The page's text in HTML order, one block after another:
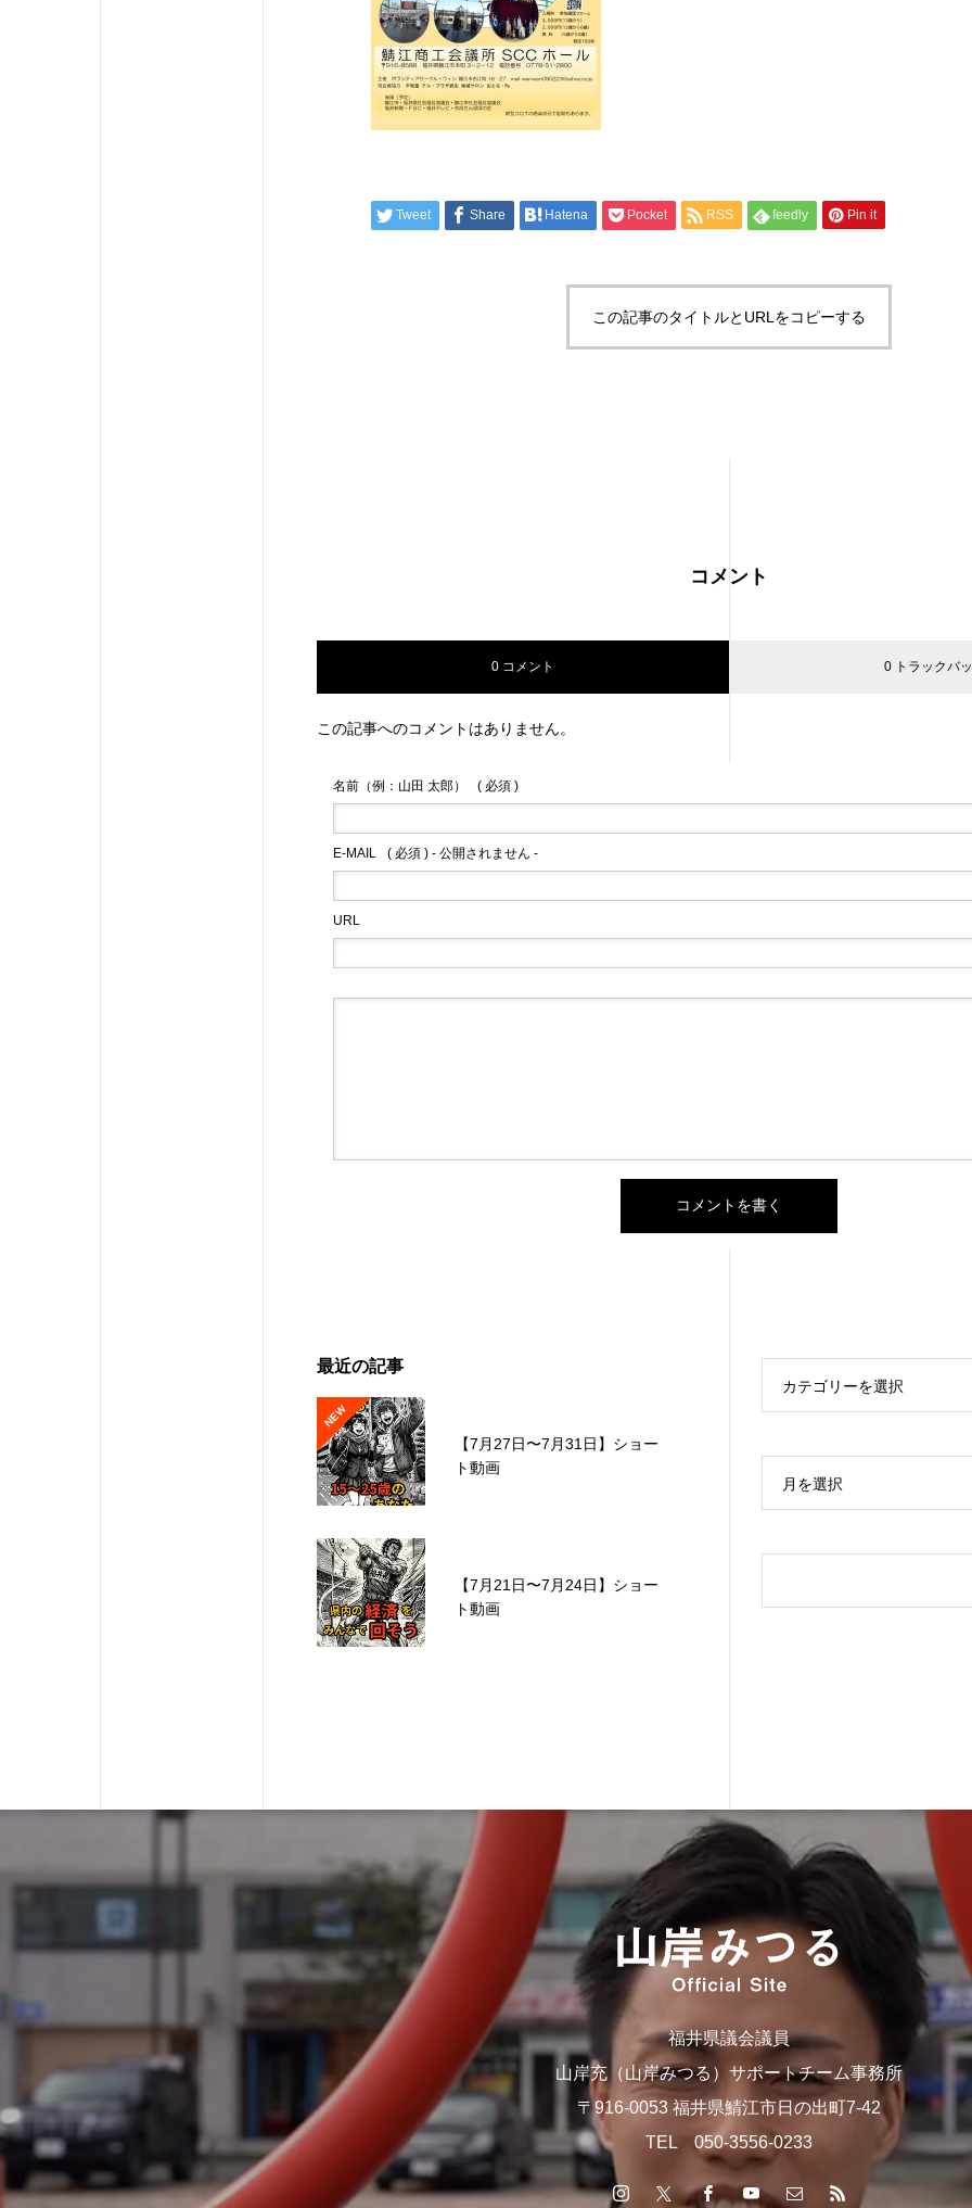
Tweet Share Hatena Pocket RSS feedly Pin it
この記事のタイトルとURLをコピーする
コメント
0 コメント 0 トラックバ
この記事へのコメントはありません。
名前（例：山田 太郎） ( 必須 )
E-MAIL ( 必須 ) - 公開されません -
URL
最近の記事
NEW
【7月27日〜7月31日】ショー
ト動画
【7月21日〜7月24日】ショー
ト動画
カテゴリーを選択
月を選択
福井県議会議員
山岸充（山岸みつる）サポートチーム事務所
〒916-0053 福井県鯖江市日の出町7-42
TEL 050-3556-0233